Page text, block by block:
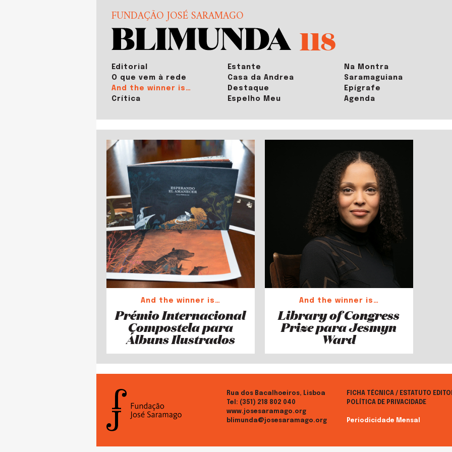
FUNDAÇÃO JOSÉ SARAMAGO
118
Editorial
O que vem à rede
And the winner is…
Crítica
Estante
Casa da Andrea
Destaque
Espelho Meu
Na Montra
Saramaguiana
Epígrafe
Agenda
And the winner is…
Prémio Internacional
Compostela para
Álbuns Ilustrados
And the winner is…
Library of Congress
Prize para Jesmyn
Ward
Rua dos Bacalhoeiros, Lisboa
Tel: (351) 218 802 040
www.josesaramago.org
blimunda@josesaramago.org
FICHA TÉCNICA / ESTATUTO
POLÍTICA DE PRIVACIDADE
Periodicidade Mensal